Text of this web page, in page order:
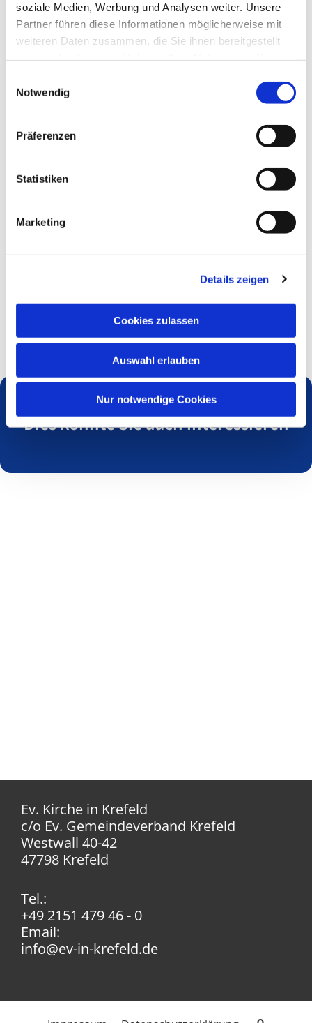
soziale Medien, Werbung und Analysen weiter. Unsere
Partner führen diese Informationen möglicherweise mit
weiteren Daten zusammen, die Sie ihnen bereitgestellt
Notwendig
Präferenzen
Statistiken
Marketing
Details zeigen
Cookies zulassen
Auswahl erlauben
Nur notwendige Cookies
Plüschtiere.
Der Erlös hilft Bethel bei der wichtigen Arbeit mit behinderten,
Abgaben sind in der Regel dienstags 10.00 - 12.00 Uhr und
donnerstags 15.00 - 18.00 Uhr möglich.
Dies könnte Sie auch interessieren
Ev. Kirche in Krefeld
c/o Ev. Gemeindeverband Krefeld
Westwall 40-42
47798 Krefeld
Tel.:
+49 2151 479 46 - 0
Email:
info@ev-in-krefeld.de